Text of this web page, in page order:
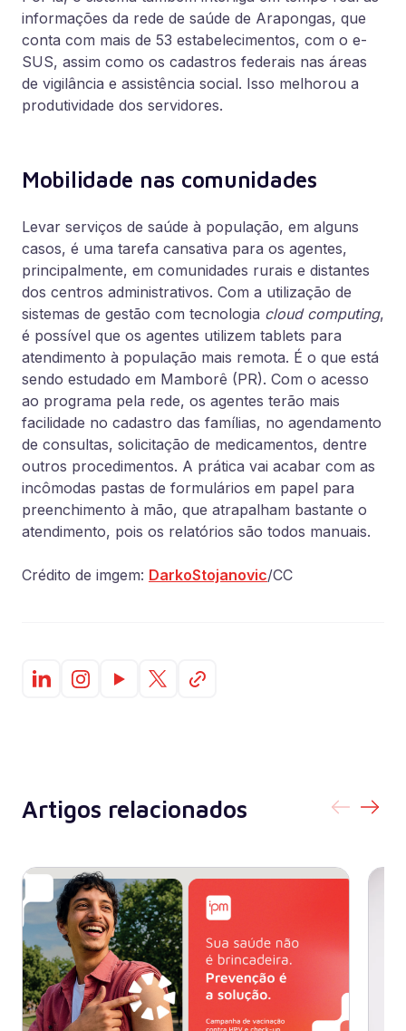
informações da rede de saúde de Arapongas, que
conta com mais de 53 estabelecimentos, com o e-
SUS, assim como os cadastros federais nas áreas
de vigilância e assistência social. Isso melhorou a
produtividade dos servidores.
Mobilidade nas comunidades
Levar serviços de saúde à população, em alguns
casos, é uma tarefa cansativa para os agentes,
principalmente, em comunidades rurais e distantes
dos centros administrativos. Com a utilização de
sistemas de gestão com tecnologia cloud computing,
é possível que os agentes utilizem tablets para
atendimento à população mais remota. É o que está
sendo estudado em Mamborê (PR). Com o acesso
ao programa pela rede, os agentes terão mais
facilidade no cadastro das famílias, no agendamento
de consultas, solicitação de medicamentos, dentre
outros procedimentos. A prática vai acabar com as
incômodas pastas de formulários em papel para
preenchimento à mão, que atrapalham bastante o
atendimento, pois os relatórios são todos manuais.
Crédito de imgem: DarkoStojanovic/CC
Artigos relacionados